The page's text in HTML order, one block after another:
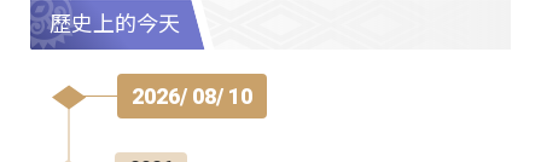
歷史上的今天
2026/ 08/ 10